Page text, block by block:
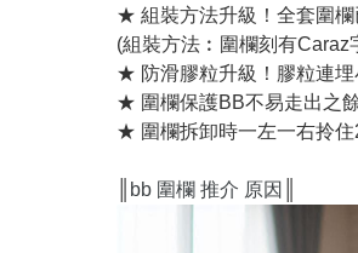
★ 組裝方法升級！全套圍欄
(組裝方法︰圍欄刻有
★ 防滑膠粒升級！膠粒連
★ 圍欄保護BB不易走出之
★ 圍欄拆卸時一左一右拎住
bb 圍欄 推介 原因